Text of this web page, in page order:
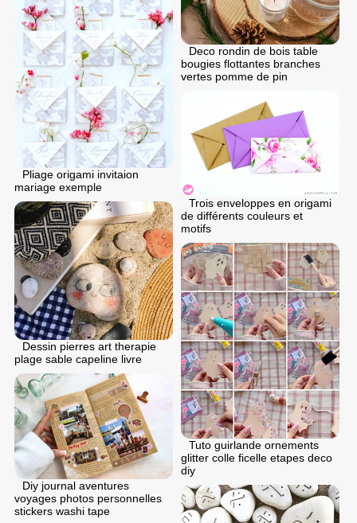
Deco rondin de bois table
bougies flottantes branches
vertes pomme de pin
Pliage origami invitaion
mariage exemple
Trois enveloppes en origami
de différents couleurs et
motifs
Dessin pierres art therapie
plage sable capeline livre
Tuto guirlande ornements
glitter colle ficelle etapes deco
diy
Diy journal aventures
voyages photos personnelles
stickers washi tape